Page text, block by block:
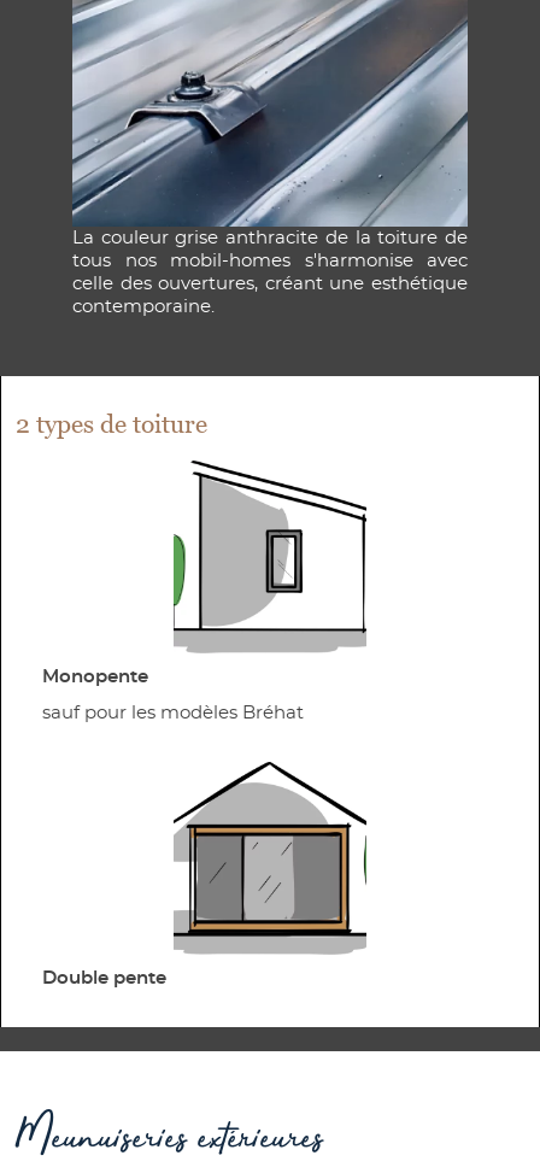
La couleur grise anthracite de la toiture de
tous nos mobil-homes s'harmonise avec
celle des ouvertures, créant une esthétique
contemporaine.
2 types de toiture
Monopente
sauf pour les modèles Bréhat
Double pente
Meunuiseries extérieures